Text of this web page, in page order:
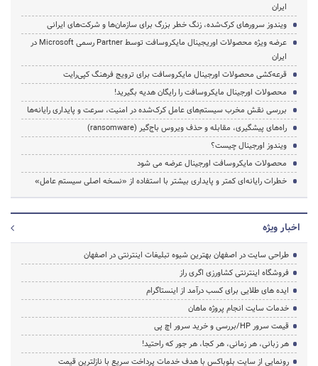
ایران
ویندوز سرورهای کرک‌شده، زنگ خطر بزرگ برای سازمان‌ها و شرکت‌های ایرانی
عرضه ویژه محصولات اوریجینال مایکروسافت توسط Partner رسمی Microsoft در
ایران
قرعه‌کشی محصولات اورجینال مایکروسافت برای ترویج فرهنگ کپی‌رایت
محصولات اورجینال مایکروسافت را رایگان هدیه بگیرید!
بررسی نقش مخرب سیستم‌های عامل کرک‌شده در امنیت، سرعت و پایداری رایانه‌ها
راه‌های پیشگیری، مقابله و حذف ویروس باج‌گیر (ransomware)
ویندوز اورجینال چیست؟
محصولات مایکروسافت اورجینال عرضه می شود
خطرات رایانه‌ای کمتر و پایداری بیشتر با استفاده از «نسخه اصلی سیستم عامل»
اخبار ویژه
طراحی سایت در اصفهان بهترین شیوه تبلیغات اینترنتی در اصفهان
فروشگاه اینترنتی کشاورزی اگری راز
ایده های طلایی برای کسب درآمد از اینستاگرام
خدمات سایت انجام پروژه ماهان
قیمت سرور HP/بررسی و خرید سرور اچ پی
هر زبانی، هر زمانی، هر کجا، هر جور که راحتید!
رونمایی از سایت بلوباکس با هدف خدمات پرداخت سریع با نازلترین قیمت